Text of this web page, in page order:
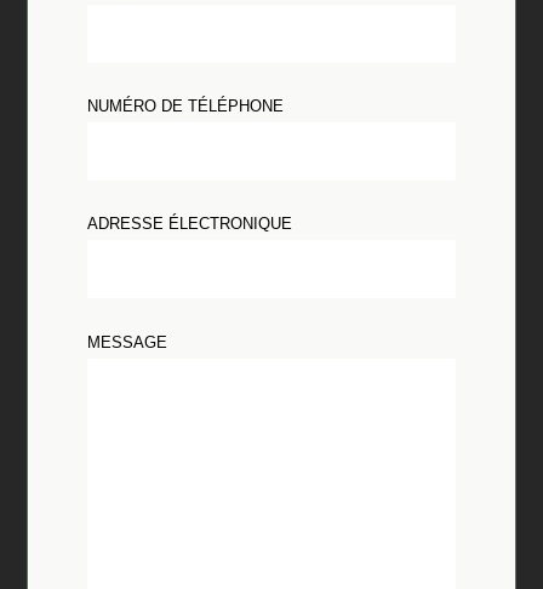
NUMÉRO DE TÉLÉPHONE
ADRESSE ÉLECTRONIQUE
MESSAGE